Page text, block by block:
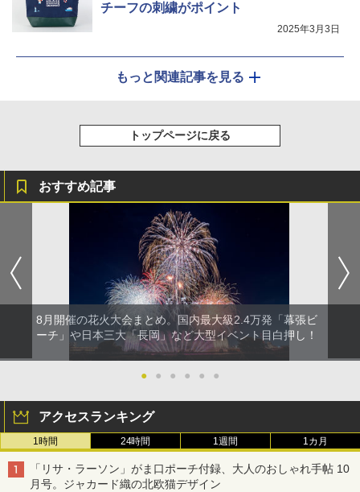
チーフの刺繍がポイント
2025年3月3日
もっと関連記事を見る
トップページに戻る
おすすめ記事
8月開催の花火大会まとめ。国内最大級2.4万発「幕張ビ
ーチ」や日本三大「長岡」など大型イベント目白押し！
● ● ● ● ● ●
アクセスランキング
1時間 24時間 1週間 1カ月
「リサ・ラーソン」がま口ポーチ付録、大人のおしゃれ手帖 10
月号。ジャカード織の北欧猫デザイン